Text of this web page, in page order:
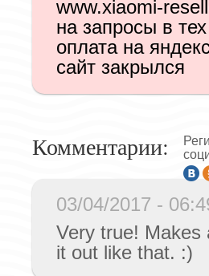
www.xiaomi-
на запросы в
оплата на
сайт закрылся
Комментарии:
03/04/2017 -
Very true! Makes
it out like that. :)